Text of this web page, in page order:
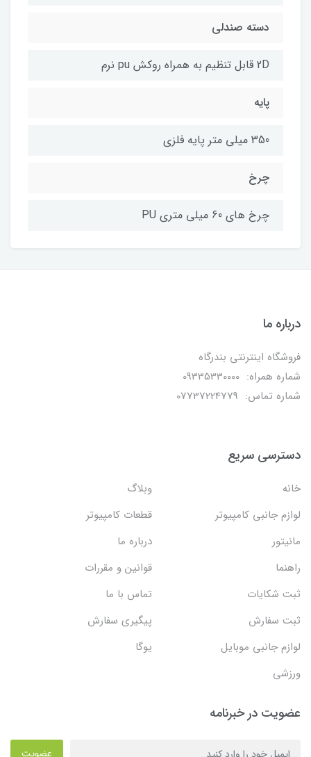
دسته صندلی
2D قابل تنظیم به همراه روکش pu نرم
پایه
350 میلی متر پایه فلزی
چرخ
چرخ های 60 میلی متری PU
درباره ما
فروشگاه اینترنتی بندرگاه
شماره همراه: 09335330000
شماره تماس: 07737224779
دسترسی سریع
خانه
وبلاگ
لوازم جانبی کامپیوتر
قطعات کامپیوتر
مانیتور
درباره ما
راهنما
قوانین و مقررات
ثبت شکایات
تماس با ما
ثبت سفارش
پیگیری سفارش
لوازم جانبی موبایل
یوگا
ورزشی
عضویت در خبرنامه
عضویت